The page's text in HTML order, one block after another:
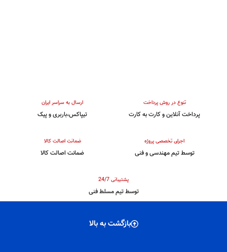
تنوع در روش پرداخت
پرداخت آنلاین و کارت به کارت
ارسال به سراسر ایران
تیپاکس،باربری و پیک
اجرای تخصصی پروژه
توسط تیم مهندسی و فنی
ضمانت اصالت کالا
ضمانت اصالت کالا
پشتیبانی 24/7
توسط تیم مسلط فنی
بازگشت به بالا